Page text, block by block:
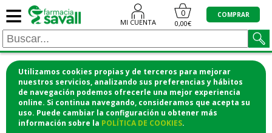
Utilizamos cookies propias y de terceros para mejorar
nuestros servicios, analizando sus preferencias y hábitos
de navegación podemos ofrecerle una mejor experiencia
online. Si continua navegando, consideramos que acepta su
uso. Puede cambiar la configuración u obtener más
información sobre la POLÍTICA DE COOKIES.
≡ MI CUENTA
0
0,00€
COMPRAR
¡COMPRA CÓMODAMENTE DESDE CASA Y RECOGE
EN LA FARMACIA!
o si lo prefieres te lo mandamos a casa